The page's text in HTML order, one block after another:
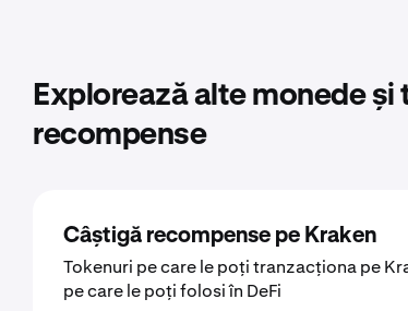
Explorează alte monede
recompense
Câștigă recompense pe Kraken
Tokenuri pe care le poți tranzacționa pe
pe care le poți folosi în DeFi